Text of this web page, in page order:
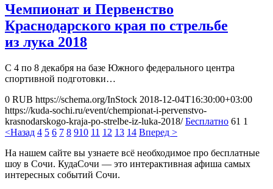
Чемпионат и Первенство
Краснодарского края по стрельбе
из лука 2018
С 4 по 8 декабря на базе Южного федерального центра
спортивной подготовки…
0 RUB https://schema.org/InStock 2018-12-04T16:30:00+03:00
https://kuda-sochi.ru/event/chempionat-i-pervenstvo-
krasnodarskogo-kraja-po-strelbe-iz-luka-2018/ Бесплатно 61 1
<Назад 4 5 6 7 8 910 11 12 13 14 Вперед >
На нашем сайте вы узнаете всё необходимое про бесплатные
шоу в Сочи. КудаСочи — это интерактивная афиша самых
интересных событий Сочи.